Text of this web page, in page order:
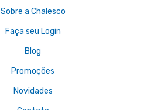
Sobre a Chalesco
Faça seu Login
Blog
Promoções
Novidades